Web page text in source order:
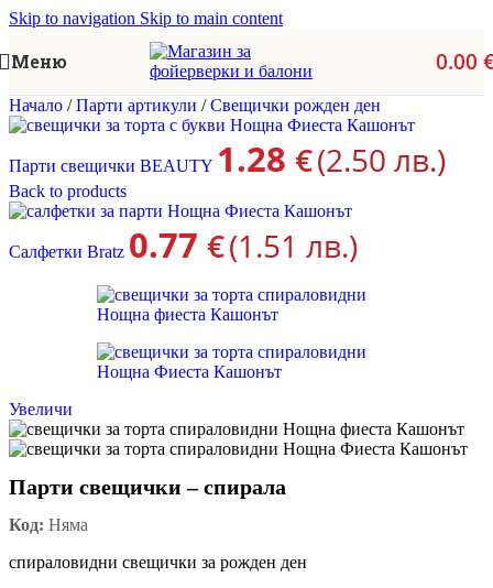
Skip to navigation Skip to main content
Меню 0.00
Начало / Парти артикули / Свещички рожден ден
Парти свещички BEAUTY 1.28 €(2.50 лв.)
Back to products
Салфетки Bratz 0.77 €(1.51 лв.)
Увеличи
Парти свещички – спирала
Код: Няма
спираловидни свещички за рожден ден